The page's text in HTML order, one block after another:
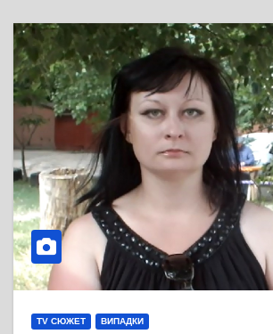
TV СЮЖЕТ ВИПАДКИ